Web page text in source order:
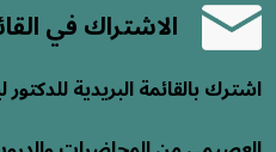
الاشتراك في
اشترك بالقائمة البريدية